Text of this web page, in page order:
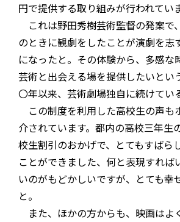
円で提供する取り組みが行われてい
これは野田秀樹芸術監督の発案で
のときに観劇をしたことが演劇を志
になったと。その体験から、多感な
芸術と出会える場を提供したいとい
〇年以来、芸術劇場独自に続けてい
この制度を利用した高校生の声も
介されています。都内の高校三年生
校生割引のおかげで、とてもすばら
ことができました、何と表現すれば
いのがもどかしいですが、とても幸
と。
また、ほかの方からも、映画はよ